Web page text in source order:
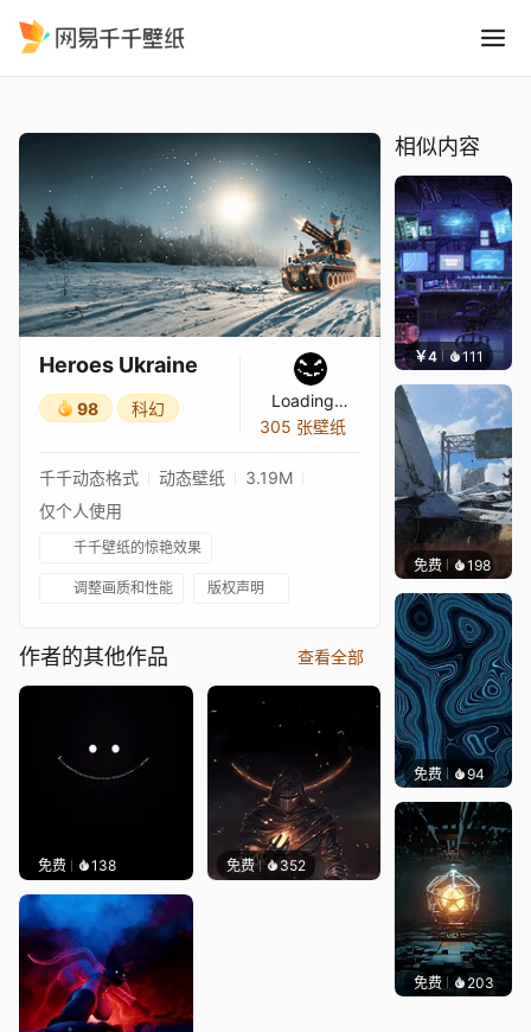
Heroes Ukraine
98 科幻
Loading…
305 张壁纸
千千动态格式 动态壁纸
3.19M
仅个人使用
千千壁纸的惊艳效果
调整画质和性能 版权声明
作者的其他作品 查看全部
免费 138 免费 352
相似内容
￥4 111 楚梦缘
免费 198
免费 94
免费 203Meowl